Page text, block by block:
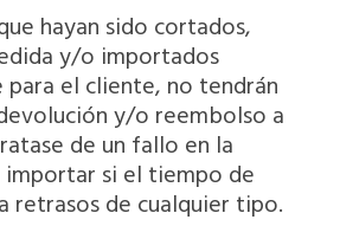
hayan sido cortados,
y/o importados
para el cliente, no tendrán
y/o reembolso a
de un fallo en la
importar si el tiempo de
retrasos de cualquier tipo.